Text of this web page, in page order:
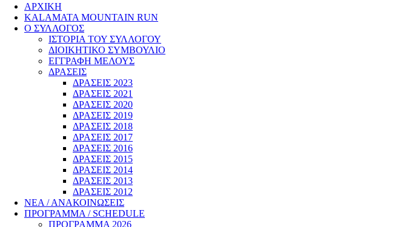
ΑΡΧΙΚΗ
KALAMATA MOUNTAIN RUN
Ο ΣΥΛΛΟΓΟΣ
IΣΤΟΡΙΑ ΤΟΥ ΣΥΛΛΟΓΟΥ
ΔΙΟΙΚΗΤΙΚΟ ΣΥΜΒΟΥΛΙΟ
ΕΓΓΡΑΦΗ ΜΕΛΟΥΣ
ΔΡΑΣΕΙΣ
ΔΡΑΣΕΙΣ 2023
ΔΡΑΣΕΙΣ 2021
ΔΡΑΣΕΙΣ 2020
ΔΡΑΣΕΙΣ 2019
ΔΡΑΣΕΙΣ 2018
ΔΡΑΣΕΙΣ 2017
ΔΡΑΣΕΙΣ 2016
ΔΡΑΣΕΙΣ 2015
ΔΡΑΣΕΙΣ 2014
ΔΡΑΣΕΙΣ 2013
ΔΡΑΣΕΙΣ 2012
ΝΕΑ / ΑΝΑΚΟΙΝΩΣΕΙΣ
ΠΡΟΓΡΑΜΜΑ / SCHEDULE
ΠΡΟΓΡΑΜΜΑ 2026